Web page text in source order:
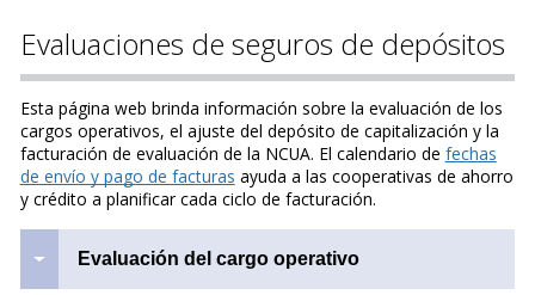
Evaluaciones de seguros de depósitos
Esta página web brinda información sobre la evaluación de los
cargos operativos, el ajuste del depósito de capitalización y la
facturación de evaluación de la NCUA. El calendario de fechas
de envío y pago de facturas ayuda a las cooperativas de ahorro
y crédito a planificar cada ciclo de facturación.
Evaluación del cargo operativo